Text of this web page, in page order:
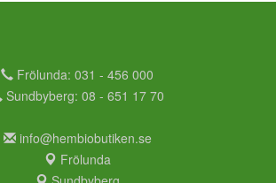
Frölunda: 031 - 456 000
Sundbyberg: 08 - 651 17 70
info@hembiobutiken.se
Frölunda